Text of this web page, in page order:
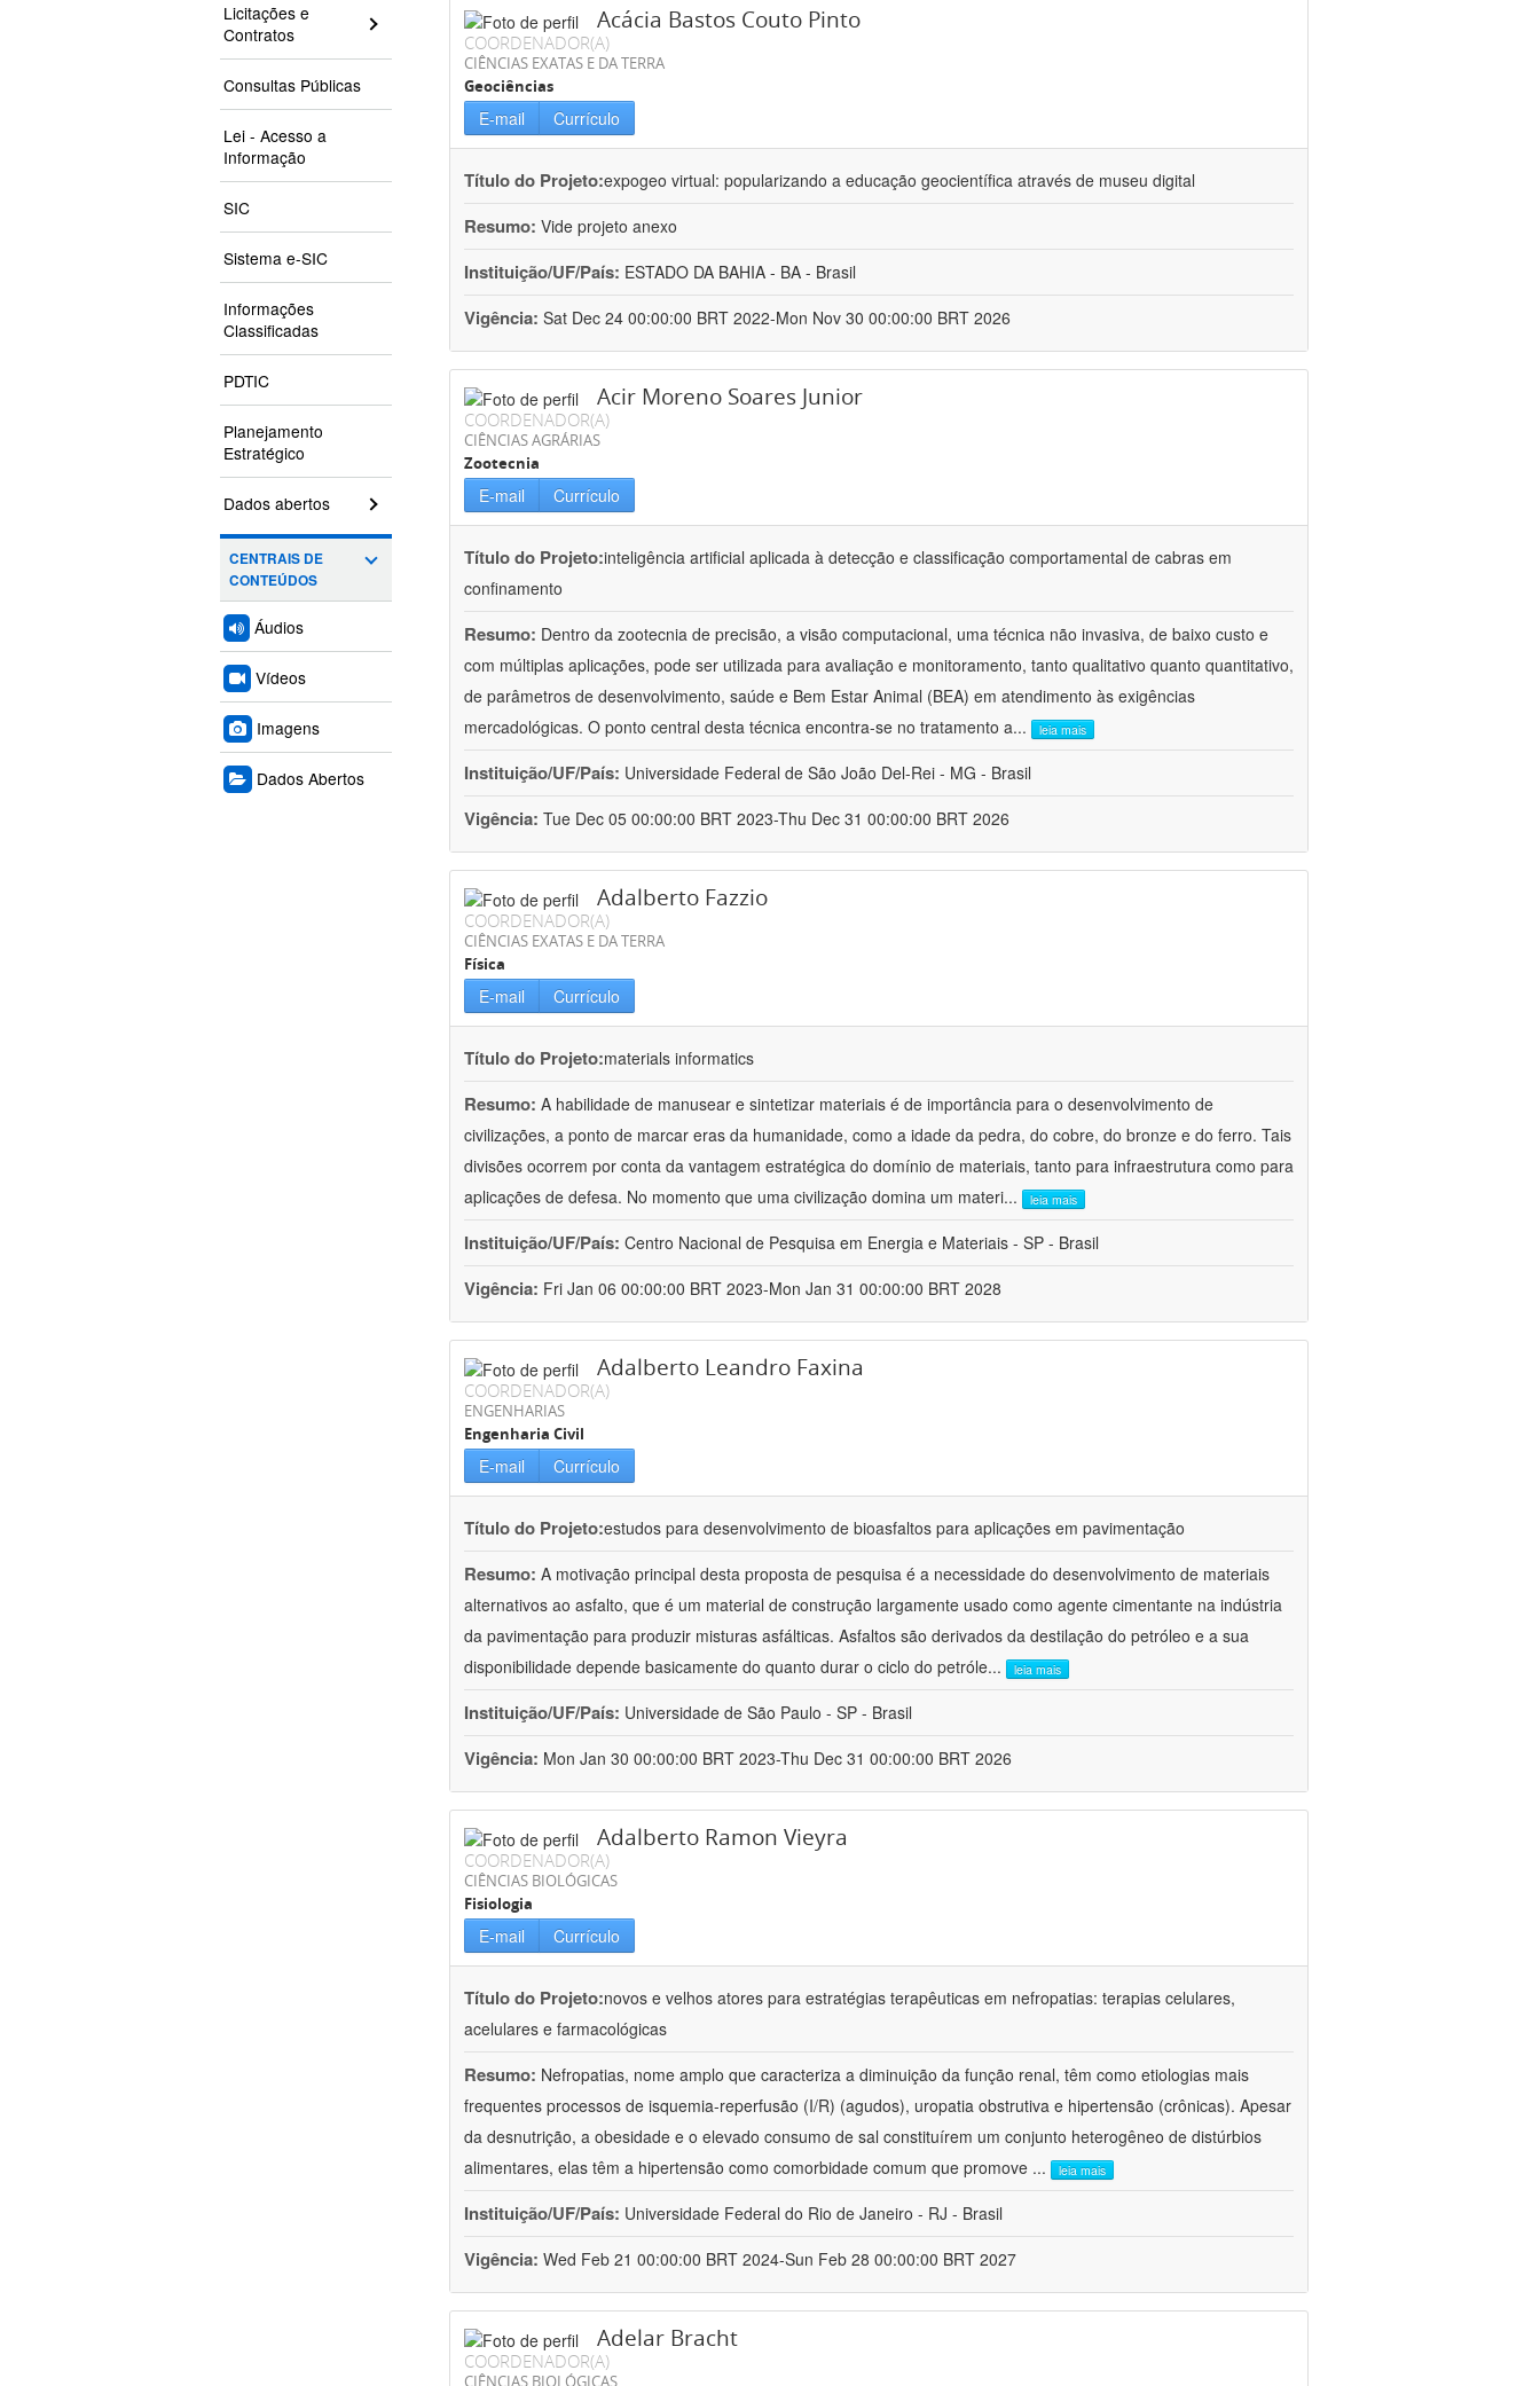
Licitações e
Contratos
Consultas Públicas
Lei - Acesso a
Informação
SIC
Sistema e-SIC
Informações
Classificadas
PDTIC
Planejamento
Estratégico
Dados abertos
CENTRAIS DE
CONTEÚDOS
Áudios
Vídeos
Imagens
Dados Abertos
Acácia Bastos Couto Pinto
COORDENADOR(A)
CIÊNCIAS EXATAS E DA TERRA
Geociências
E-mail Currículo
Título do Projeto:expogeo virtual: popularizando a educação geocientífica através de museu digital
Resumo: Vide projeto anexo
Instituição/UF/País: ESTADO DA BAHIA - BA - Brasil
Vigência: Sat Dec 24 00:00:00 BRT 2022-Mon Nov 30 00:00:00 BRT 2026
Acir Moreno Soares Junior
COORDENADOR(A)
CIÊNCIAS AGRÁRIAS
Zootecnia
E-mail Currículo
Título do Projeto:inteligência artificial aplicada à detecção e classificação comportamental de cabras em
confinamento
Resumo: Dentro da zootecnia de precisão, a visão computacional, uma técnica não invasiva, de baixo custo e
com múltiplas aplicações, pode ser utilizada para avaliação e monitoramento, tanto qualitativo quanto quantitativo,
de parâmetros de desenvolvimento, saúde e Bem Estar Animal (BEA) em atendimento às exigências
mercadológicas. O ponto central desta técnica encontra-se no tratamento a... leia mais
Instituição/UF/País: Universidade Federal de São João Del-Rei - MG - Brasil
Vigência: Tue Dec 05 00:00:00 BRT 2023-Thu Dec 31 00:00:00 BRT 2026
Adalberto Fazzio
COORDENADOR(A)
CIÊNCIAS EXATAS E DA TERRA
Física
E-mail Currículo
Título do Projeto:materials informatics
Resumo: A habilidade de manusear e sintetizar materiais é de importância para o desenvolvimento de
civilizações, a ponto de marcar eras da humanidade, como a idade da pedra, do cobre, do bronze e do ferro. Tais
divisões ocorrem por conta da vantagem estratégica do domínio de materiais, tanto para infraestrutura como para
aplicações de defesa. No momento que uma civilização domina um materi... leia mais
Instituição/UF/País: Centro Nacional de Pesquisa em Energia e Materiais - SP - Brasil
Vigência: Fri Jan 06 00:00:00 BRT 2023-Mon Jan 31 00:00:00 BRT 2028
Adalberto Leandro Faxina
COORDENADOR(A)
ENGENHARIAS
Engenharia Civil
E-mail Currículo
Título do Projeto:estudos para desenvolvimento de bioasfaltos para aplicações em pavimentação
Resumo: A motivação principal desta proposta de pesquisa é a necessidade do desenvolvimento de materiais
alternativos ao asfalto, que é um material de construção largamente usado como agente cimentante na indústria
da pavimentação para produzir misturas asfálticas. Asfaltos são derivados da destilação do petróleo e a sua
disponibilidade depende basicamente do quanto durar o ciclo do petróle... leia mais
Instituição/UF/País: Universidade de São Paulo - SP - Brasil
Vigência: Mon Jan 30 00:00:00 BRT 2023-Thu Dec 31 00:00:00 BRT 2026
Adalberto Ramon Vieyra
COORDENADOR(A)
CIÊNCIAS BIOLÓGICAS
Fisiologia
E-mail Currículo
Título do Projeto:novos e velhos atores para estratégias terapêuticas em nefropatias: terapias celulares,
acelulares e farmacológicas
Resumo: Nefropatias, nome amplo que caracteriza a diminuição da função renal, têm como etiologias mais
frequentes processos de isquemia-reperfusão (I/R) (agudos), uropatia obstrutiva e hipertensão (crônicas). Apesar
da desnutrição, a obesidade e o elevado consumo de sal constituírem um conjunto heterogêneo de distúrbios
alimentares, elas têm a hipertensão como comorbidade comum que promove ... leia mais
Instituição/UF/País: Universidade Federal do Rio de Janeiro - RJ - Brasil
Vigência: Wed Feb 21 00:00:00 BRT 2024-Sun Feb 28 00:00:00 BRT 2027
Adelar Bracht
COORDENADOR(A)
CIÊNCIAS BIOLÓGICAS